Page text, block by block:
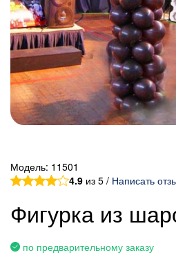
Модель: 11501
4.9 из 5 / Написать
Фигурка из
по предварительному заказу